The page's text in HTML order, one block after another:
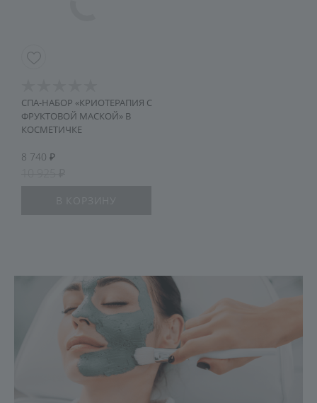
СПА-НАБОР «КРИОТЕРАПИЯ С
ФРУКТОВОЙ МАСКОЙ» В
КОСМЕТИЧКЕ
8 740